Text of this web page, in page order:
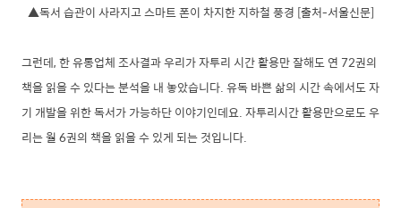
▲독서 습관이 사라지고 스마트 폰이 차지한 지하철 풍경 [출처-서울신문]
그런데, 한 유통업체 조사결과 우리가 자투리 시간 활용만 잘해도 연 72권의
책을 읽을 수 있다는 분석을 내 놓았습니다. 유독 바쁜 삶의 시간 속에서도 자
기 개발을 위한 독서가 가능하단 이야기인데요. 자투리시간 활용만으로도 우
리는 월 6권의 책을 읽을 수 있게 되는 것입니다.